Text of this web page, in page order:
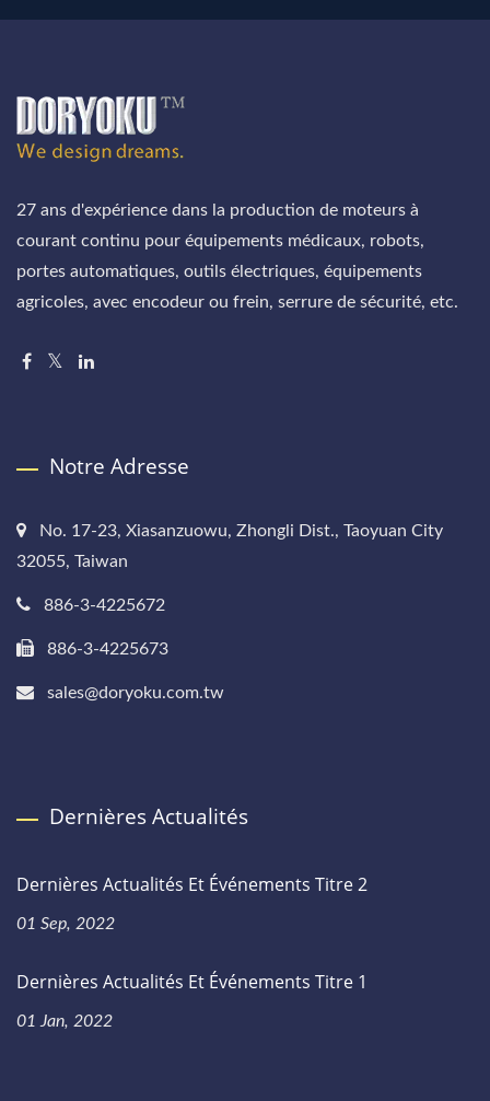
27 ans d'expérience dans la production de moteurs à
courant continu pour équipements médicaux, robots,
portes automatiques, outils électriques, équipements
agricoles, avec encodeur ou frein, serrure de sécurité, etc.
Notre Adresse
No. 17-23, Xiasanzuowu, Zhongli Dist., Taoyuan City
32055, Taiwan
886-3-4225672
886-3-4225673
sales@doryoku.com.tw
Dernières Actualités
Dernières Actualités Et Événements Titre 2
01 Sep, 2022
Dernières Actualités Et Événements Titre 1
01 Jan, 2022